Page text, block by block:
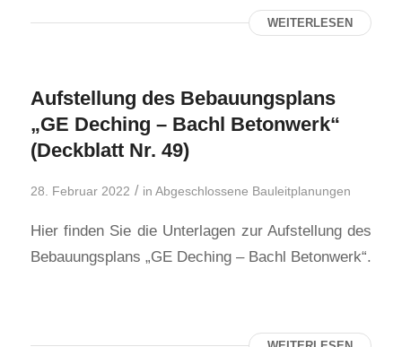
WEITERLESEN
Aufstellung des Bebauungsplans
„GE Deching – Bachl Betonwerk“
(Deckblatt Nr. 49)
28. Februar 2022 / in Abgeschlossene Bauleitplanungen
Hier finden Sie die Unterlagen zur Aufstellung des
Bebauungsplans „GE Deching – Bachl Betonwerk“.